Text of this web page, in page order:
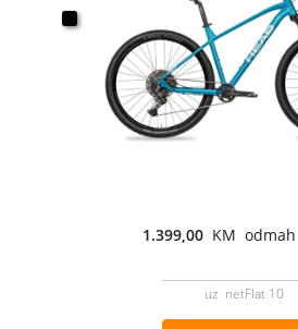
1.399,00 KM odmah
uz netFlat 10